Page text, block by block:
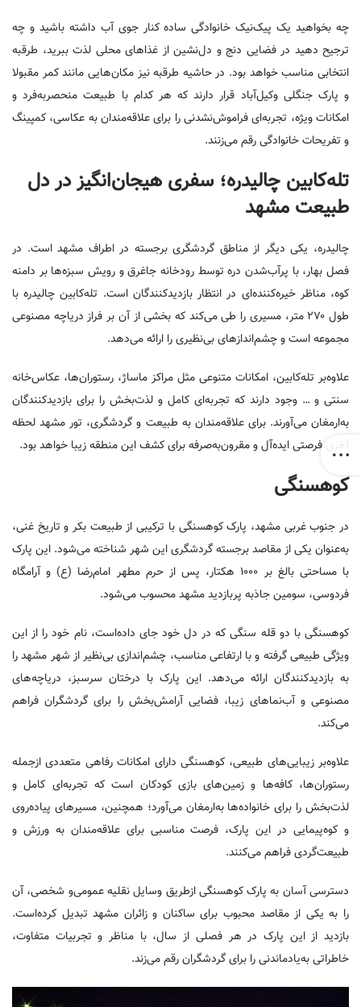
چه بخواهید یک پیک‌نیک خانوادگی ساده کنار جوی آب داشته باشید و چه
ترجیح دهید در فضایی دنج و دل‌نشین از غذاهای محلی لذت ببرید، طرقبه
انتخابی مناسب خواهد بود. در حاشیه طرقبه نیز مکان‌هایی مانند کمر مقبولا
و پارک جنگلی وکیل‌آباد قرار دارند که هر کدام با طبیعت منحصربه‌فرد و
امکانات ویژه، تجربه‌ای فراموش‌نشدنی را برای علاقه‌مندان به عکاسی، کمپینگ
و تفریحات خانوادگی رقم می‌زنند.
تله‌کابین چالیدره؛ سفری هیجان‌انگیز در دل
طبیعت مشهد
چالیدره، یکی دیگر از مناطق گردشگری برجسته در اطراف مشهد است. در
فصل بهار، با پرآب‌شدن دره توسط رودخانه جاغرق و رویش سبزه‌ها بر دامنه
کوه، مناظر خیره‌کننده‌ای در انتظار بازدیدکنندگان است. تله‌کابین چالیدره با
طول ۲۷۰ متر، مسیری را طی می‌کند که بخشی از آن بر فراز دریاچه مصنوعی
مجموعه است و چشم‌اندازهای بی‌نظیری را ارائه می‌دهد.
علاوه‌بر تله‌کابین، امکانات متنوعی مثل مراکز ماساژ، رستوران‌ها، عکاس‌خانه
سنتی و … وجود دارند که تجربه‌ای کامل و لذت‌بخش را برای بازدیدکنندگان
به‌ارمغان می‌آورند. برای علاقه‌مندان به طبیعت و گردشگری، تور مشهد لحظه
آخری فرصتی ایده‌آل و مقرون‌به‌صرفه برای کشف این منطقه زیبا خواهد بود.
کوهسنگی
در جنوب غربی مشهد، پارک کوهسنگی با ترکیبی از طبیعت بکر و تاریخ غنی،
به‌عنوان یکی از مقاصد برجسته گردشگری این شهر شناخته می‌شود. این پارک
با مساحتی بالغ بر ۱۰۰۰ هکتار، پس از حرم مطهر امام‌رضا (ع) و آرامگاه
فردوسی، سومین جاذبه پربازدید مشهد محسوب می‌شود.
کوهسنگی با دو قله سنگی که در دل خود جای داده‌است، نام خود را از این
ویژگی طبیعی گرفته و با ارتفاعی مناسب، چشم‌اندازی بی‌نظیر از شهر مشهد را
به بازدیدکنندگان ارائه می‌دهد. این پارک با درختان سرسبز، دریاچه‌های
مصنوعی و آب‌نماهای زیبا، فضایی آرامش‌بخش را برای گردشگران فراهم
می‌کند.
علاوه‌بر زیبایی‌های طبیعی، کوهسنگی دارای امکانات رفاهی متعددی ازجمله
رستوران‌ها، کافه‌ها و زمین‌های بازی کودکان است که تجربه‌ای کامل و
لذت‌بخش را برای خانواده‌ها به‌ارمغان می‌آورد؛ همچنین، مسیرهای پیاده‌روی
و کوه‌پیمایی در این پارک، فرصت مناسبی برای علاقه‌مندان به ورزش و
طبیعت‌گردی فراهم می‌کنند.
دسترسی آسان به پارک کوهسنگی ازطریق وسایل نقلیه عمومی‌و شخصی، آن
را به یکی از مقاصد محبوب برای ساکنان و زائران مشهد تبدیل کرده‌است.
بازدید از این پارک در هر فصلی از سال، با مناظر و تجربیات متفاوت،
خاطراتی به‌یادماندنی را برای گردشگران رقم می‌زند.